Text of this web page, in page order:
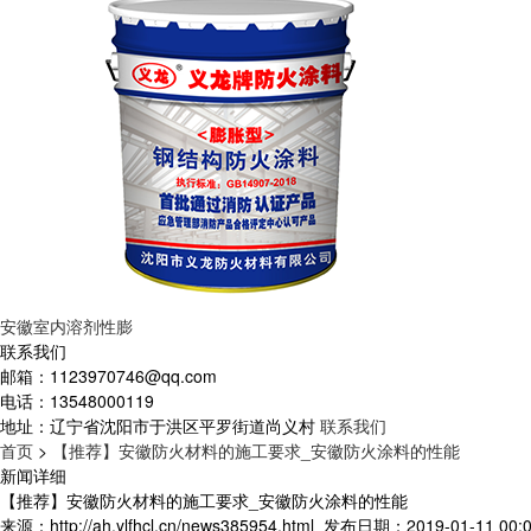
安徽室内溶剂性膨
联系我们
邮箱： 1123970746@qq.com
电话： 13548000119
地址： 辽宁省沈阳市于洪区平罗街道尚义村 联系我们
首页 >
【推荐】安徽防火材料的施工要求_安徽防火涂料的性能
新闻详细
【推荐】安徽防火材料的施工要求_安徽防火涂料的性能
来源：http://ah.ylfhcl.cn/news385954.html 发布日期：2019-01-11